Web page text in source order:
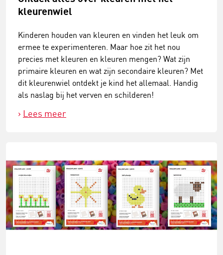
kleurenwiel
​Kinderen houden van kleuren en vinden het leuk om
ermee te experimenteren. Maar hoe zit het nou
precies met kleuren en kleuren mengen? Wat zijn
primaire kleuren en wat zijn secondaire kleuren? Met
dit kleurenwiel ontdekt je kind het allemaal. Handig
als naslag bij het verven en schilderen!
Lees meer